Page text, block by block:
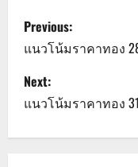
P
o
s
t
Previous:
แนวโน้มราคาทอง
Next:
แนวโน้มราคาทอง